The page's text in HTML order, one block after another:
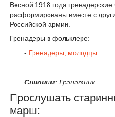
Весной 1918 года гренадерские
расформированы вместе с
Российской армии.
Гренадеры в фольклере:
- Гренадеры, молодцы.
Синоним: Гранатник
Прослушать
марш: